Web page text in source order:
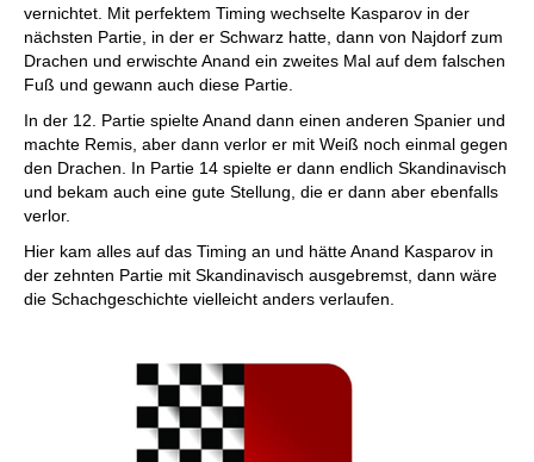
vernichtet. Mit perfektem Timing wechselte Kasparov in der
nächsten Partie, in der er Schwarz hatte, dann von Najdorf zum
Drachen und erwischte Anand ein zweites Mal auf dem falschen
Fuß und gewann auch diese Partie.
In der 12. Partie spielte Anand dann einen anderen Spanier und
machte Remis, aber dann verlor er mit Weiß noch einmal gegen
den Drachen. In Partie 14 spielte er dann endlich Skandinavisch
und bekam auch eine gute Stellung, die er dann aber ebenfalls
verlor.
Hier kam alles auf das Timing an und hätte Anand Kasparov in
der zehnten Partie mit Skandinavisch ausgebremst, dann wäre
die Schachgeschichte vielleicht anders verlaufen.